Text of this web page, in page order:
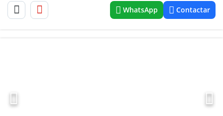
WhatsApp Contactar